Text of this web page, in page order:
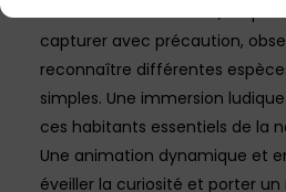
cours de cette activité, les
capturer avec précaution,
reconnaître différentes
simples. Une immersion
ces habitants essentiels de la
Une animation dynamique et
éveiller la curiosité et porter